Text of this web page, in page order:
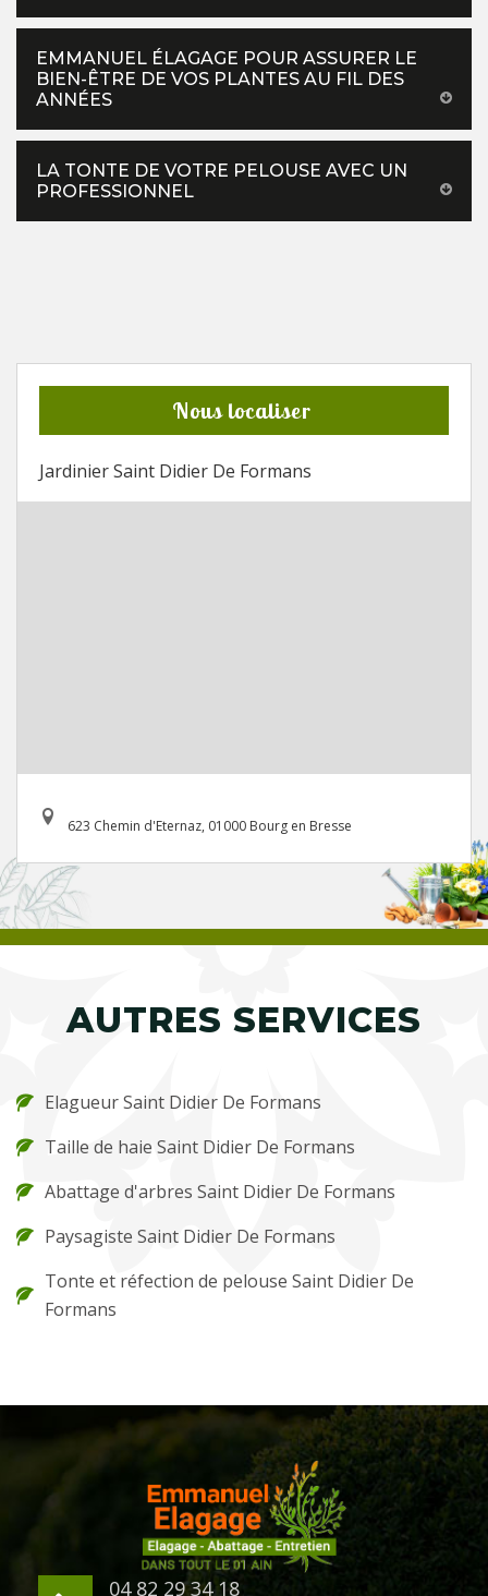
EMMANUEL ÉLAGAGE POUR ASSURER LE
BIEN-ÊTRE DE VOS PLANTES AU FIL DES
ANNÉES
LA TONTE DE VOTRE PELOUSE AVEC UN
PROFESSIONNEL
Nous localiser
Jardinier Saint Didier De Formans
623 Chemin d'Eternaz, 01000 Bourg en Bresse
AUTRES SERVICES
Elagueur Saint Didier De Formans
Taille de haie Saint Didier De Formans
Abattage d'arbres Saint Didier De Formans
Paysagiste Saint Didier De Formans
Tonte et réfection de pelouse Saint Didier De
Formans
04 82 29 34 18